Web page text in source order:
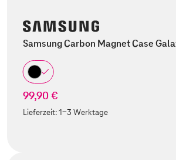
Samsung Carbon Magnet Case
99,90 €
Lieferzeit:1-3 Werktage